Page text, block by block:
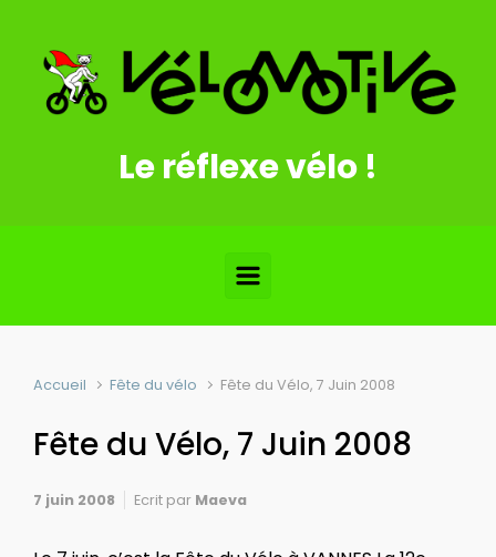
Le réflexe vélo !
Accueil Fête du vélo Fête du Vélo, 7 Juin 2008
Fête du Vélo, 7 Juin 2008
7 juin 2008 Ecrit par Maeva